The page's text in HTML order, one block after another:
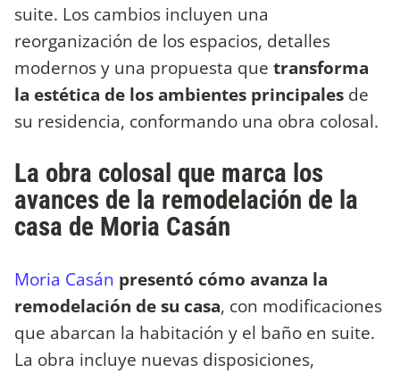
suite. Los cambios incluyen una
reorganización de los espacios, detalles
modernos y una propuesta que transforma
la estética de los ambientes principales de
su residencia, conformando una obra colosal.
La obra colosal que marca los
avances de la remodelación de la
casa de Moria Casán
Moria Casán presentó cómo avanza la
remodelación de su casa, con modificaciones
que abarcan la habitación y el baño en suite.
La obra incluye nuevas disposiciones,